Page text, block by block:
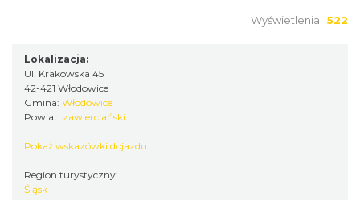
Wyświetlenia: 522
Lokalizacja:
Ul. Krakowska 45
42-421 Włodowice
Gmina: Włodowice
Powiat: zawierciański
Pokaż wskazówki dojazdu
Region turystyczny:
Śląsk